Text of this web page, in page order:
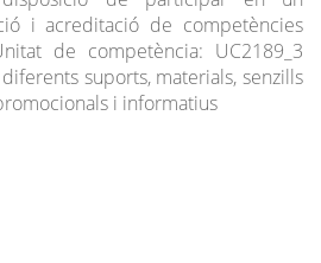
i acreditació de competències
de competència: UC2189_3
suports, materials, senzills
i informatius